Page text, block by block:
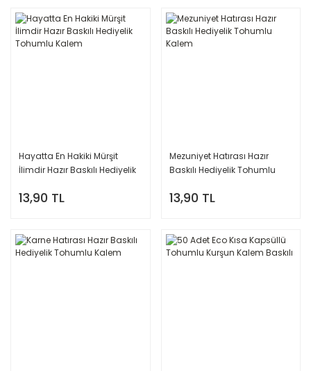
Hayatta En Hakiki Mürşit
İlimdir Hazır Baskılı Hediyelik
13,90 TL
Mezuniyet Hatırası Hazır
Baskılı Hediyelik Tohumlu
13,90 TL